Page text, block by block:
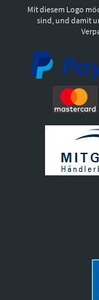
Mit diesem Logo
sind, und damit